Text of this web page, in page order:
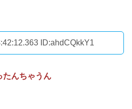
ID:ahdCQkkY1
たんちゃうん